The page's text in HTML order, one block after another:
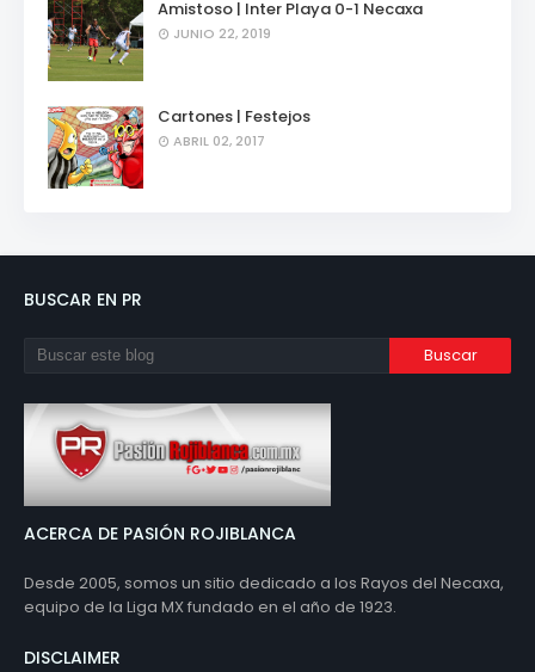
Amistoso | Inter Playa 0-1 Necaxa
JUNIO 22, 2019
Cartones | Festejos
ABRIL 02, 2017
BUSCAR EN PR
ACERCA DE PASIÓN ROJIBLANCA
Desde 2005, somos un sitio dedicado a los Rayos del Necaxa,
equipo de la Liga MX fundado en el año de 1923.
DISCLAIMER